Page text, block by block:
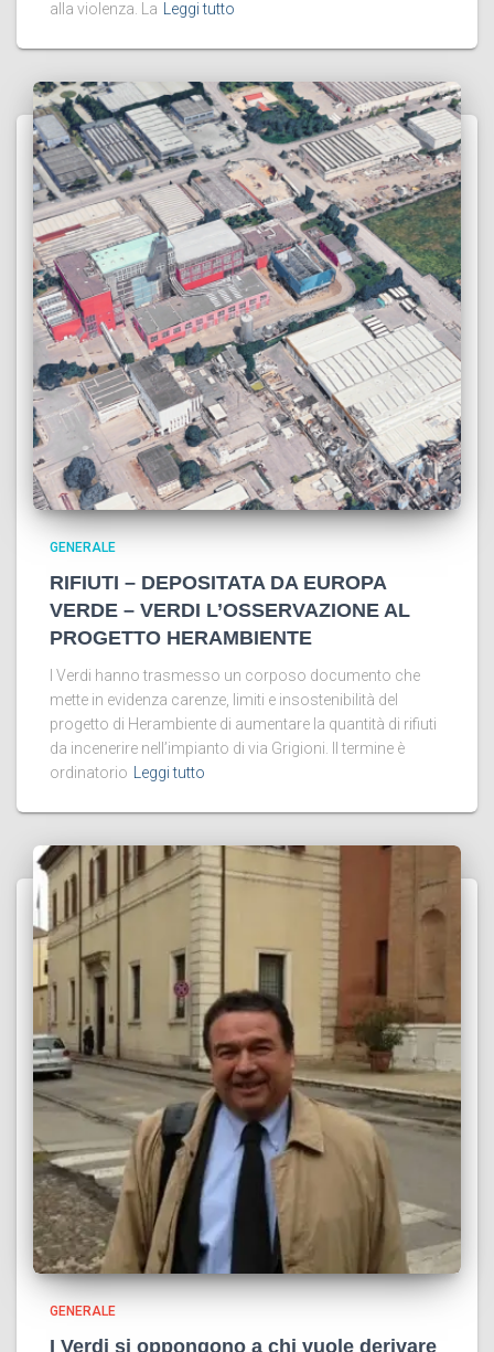
alla violenza. La
Leggi tutto
GENERALE
RIFIUTI – DEPOSITATA DA EUROPA
VERDE – VERDI L’OSSERVAZIONE AL
PROGETTO HERAMBIENTE
I Verdi hanno trasmesso un corposo documento che
mette in evidenza carenze, limiti e insostenibilità del
progetto di Herambiente di aumentare la quantità di rifiuti
da incenerire nell’impianto di via Grigioni. Il termine è
ordinatorio
Leggi tutto
GENERALE
I Verdi si oppongono a chi vuole derivare